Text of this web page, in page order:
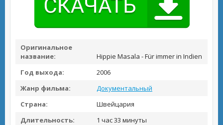
Оригинальное
название:
Hippie Masala - Für immer in Indien
Год выхода:
2006
Жанр фильма:
Документальный
Страна:
Швейцария
Длительность:
1 час 33 минуты